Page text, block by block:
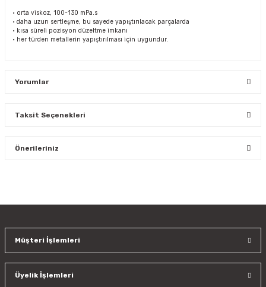
• orta viskoz, 100-130 mPa.s
• daha uzun sertleşme, bu sayede yapıştırılacak parçalarda
• kısa süreli pozisyon düzeltme imkanı
• her türden metallerin yapıştırılması için uygundur.
Yorumlar
Taksit Seçenekleri
Önerileriniz
Ürün resmi kalitesiz, bozuk veya görüntülenemiyor.
Ürün bilgilerinde hatalar bulunuyor.
Müşteri İşlemleri
Üyelik İşlemleri